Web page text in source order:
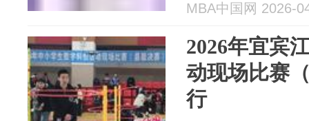
MBA中国网 2026-
2026年宜宾
动现场比赛
行